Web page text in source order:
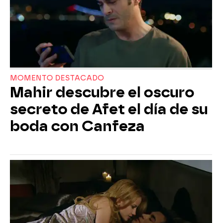
MOMENTO DESTACADO
Mahir descubre el oscuro
secreto de Afet el día de su
boda con Canfeza